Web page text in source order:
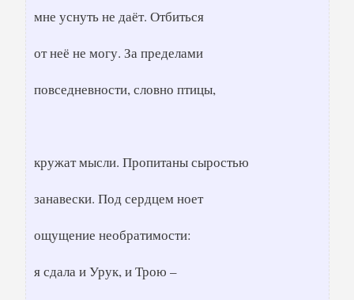
мне уснуть не даёт. Отбиться
от неё не могу. За пределами
повседневности, словно птицы,
кружат мысли. Пропитаны сыростью
занавески. Под сердцем ноет
ощущение необратимости:
я сдала и Урук, и Трою –